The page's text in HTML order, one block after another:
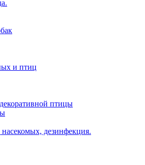
и птиц
птицы
дезинфекция.